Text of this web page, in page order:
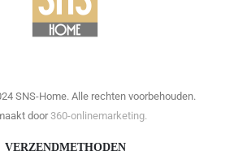
SNS-Home. Alle rechten voorbehouden.
door360-onlinemarketing.
VERZENDMETHODEN